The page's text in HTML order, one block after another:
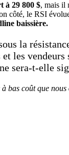
à 29 800 $, mais il
côté, le RSI
baissière.
la
les
sera-t-elle
bas coût que